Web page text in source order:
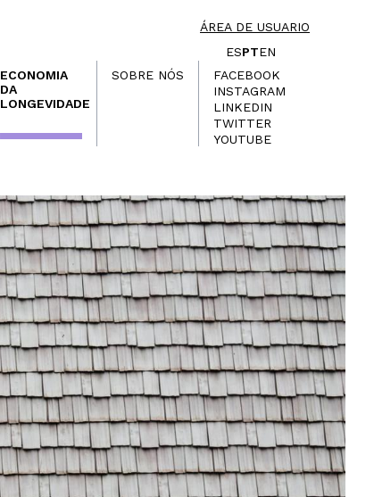
ÁREA DE USUARIO
ESPTEN
ECONOMIA
DA
LONGEVIDADE
SOBRE NÓS
FACEBOOK
INSTAGRAM
LINKEDIN
TWITTER
YOUTUBE